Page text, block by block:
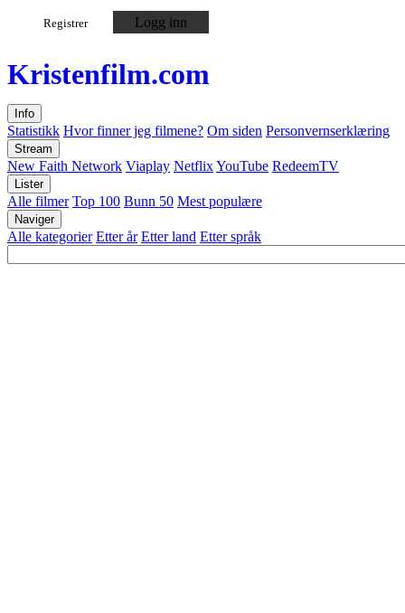
Registrer Logg inn
Kristenfilm.com
Info
Statistikk Hvor finner jeg filmene? Om siden Personvernserklæring
Stream
New Faith Network Viaplay NetflixYouTube RedeemTV
Lister
Alle filmer Top 100 Bunn 50 Mest populære
Naviger
Alle kategorier Etter år Etter land Etter språk